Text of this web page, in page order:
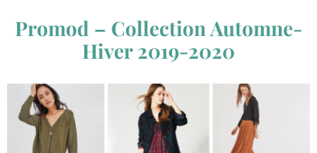
Promod – Collection Automne-
Hiver 2019-2020